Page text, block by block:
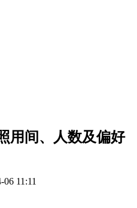
用间、人数及偏好
06 11:11